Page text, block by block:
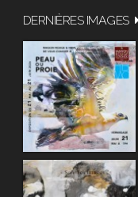
DERNIÈRES IMAGES